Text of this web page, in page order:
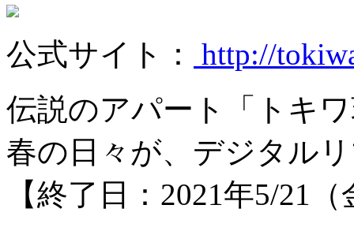
公式サイト：
http://
伝説のアパート「トキ
春の日々が、デジタル
【終了日：2021年5/21